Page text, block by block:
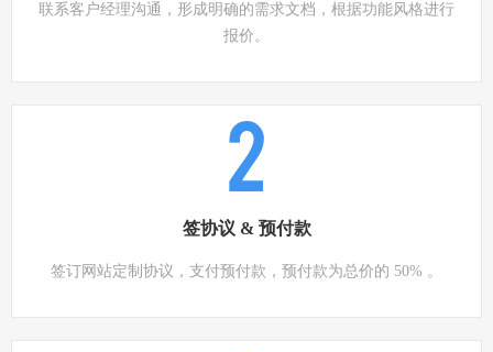
联系客户经理沟通，形成明确的需求文档，根据功能风格进行
报价。
2
签协议 & 预付款
签订网站定制协议，支付预付款，预付款为总价的 50% 。